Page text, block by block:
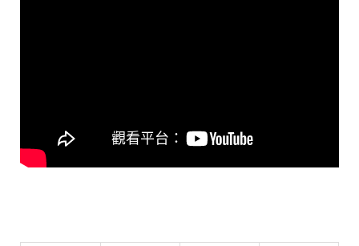
k